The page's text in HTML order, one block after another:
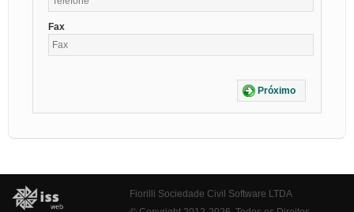
Fax
Próximo
Fiorilli Sociedade Civil Software LTDA